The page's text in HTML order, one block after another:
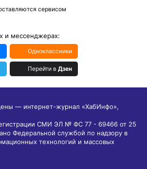
сервисом
и мессенджерах:
Одноклассники
Перейти в Дзен
— интернет-журнал «ХабИнфо»,
СМИ ЭЛ № ФС 77 - 69466 от 25
Федеральной службой по надзору в
технологий и массовых